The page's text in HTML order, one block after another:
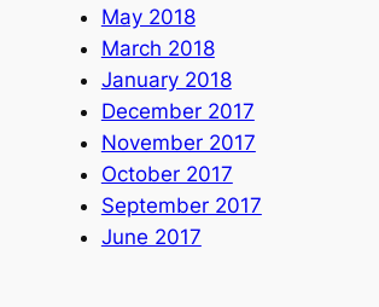
May 2018
March 2018
January 2018
December 2017
November 2017
October 2017
September 2017
June 2017